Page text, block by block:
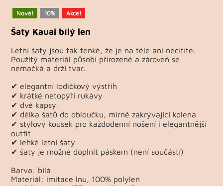
Nové! 10% Akce!
Šaty Kauai bílý len
Letní šaty jsou tak tenké, že je na těle ani necítíte.
Použitý materiál působí přirozeně a zároveň se
nemačká a drží tvar.
✔ elegantní lodičkový výstřih
✔ krátké netopýří rukávy
✔ dvě kapsy
✔ délka šatů do obloučku, mírně zakrývající kolena
✔ stylový kousek pro každodenní nošení i elegantnější
outfit
✔ lehké letní šaty
✔ šaty je možné doplnit páskem (není součástí)
Barva: bílá
Materiál: imitace lnu, 100% polylen